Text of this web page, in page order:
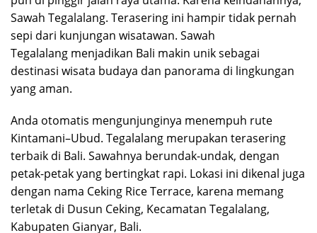
Sawah Tegalalang. Terasering ini hampir tidak pernah
sepi dari kunjungan wisatawan. Sawah
Tegalalang menjadikan Bali makin unik sebagai
destinasi wisata budaya dan panorama di lingkungan
yang aman.
Anda otomatis mengunjunginya menempuh rute
Kintamani–Ubud. Tegalalang merupakan terasering
terbaik di Bali. Sawahnya berundak-undak, dengan
petak-petak yang bertingkat rapi. Lokasi ini dikenal juga
dengan nama Ceking Rice Terrace, karena memang
terletak di Dusun Ceking, Kecamatan Tegalalang,
Kabupaten Gianyar, Bali.